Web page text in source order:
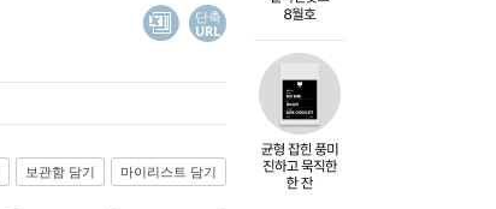
단축
URL
보관함 담기 마이리스트 담기